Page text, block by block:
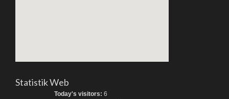
Statistik Web
Today's visitors: 6